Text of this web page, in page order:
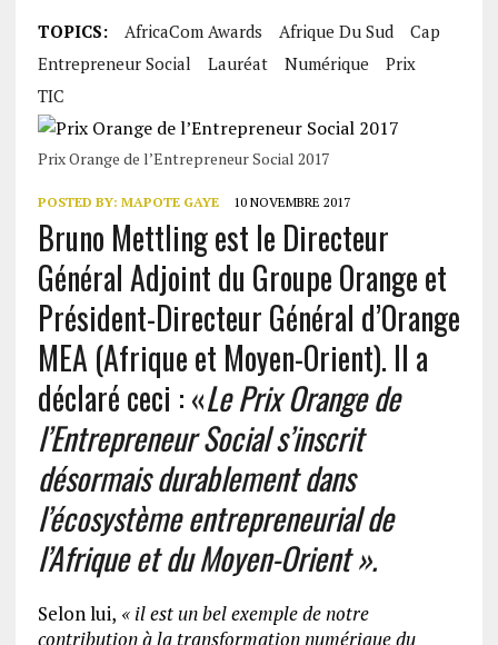
TOPICS: AfricaCom Awards Afrique Du Sud
Cap
Entrepreneur Social
Lauréat Numérique
Prix
TIC
Prix Orange de l’Entrepreneur Social 2017
POSTED BY: MAPOTE GAYE 10 NOVEMBRE 2017
Bruno Mettling est le Directeur
Général Adjoint du Groupe Orange et
Président-Directeur Général d’Orange
MEA (Afrique et Moyen-Orient). Il a
déclaré ceci : «Le Prix Orange de
l’Entrepreneur Social s’inscrit
désormais durablement dans
l’écosystème entrepreneurial de
l’Afrique et du Moyen-Orient ».
Selon lui, « il est un bel exemple de notre
contribution à la transformation numérique du